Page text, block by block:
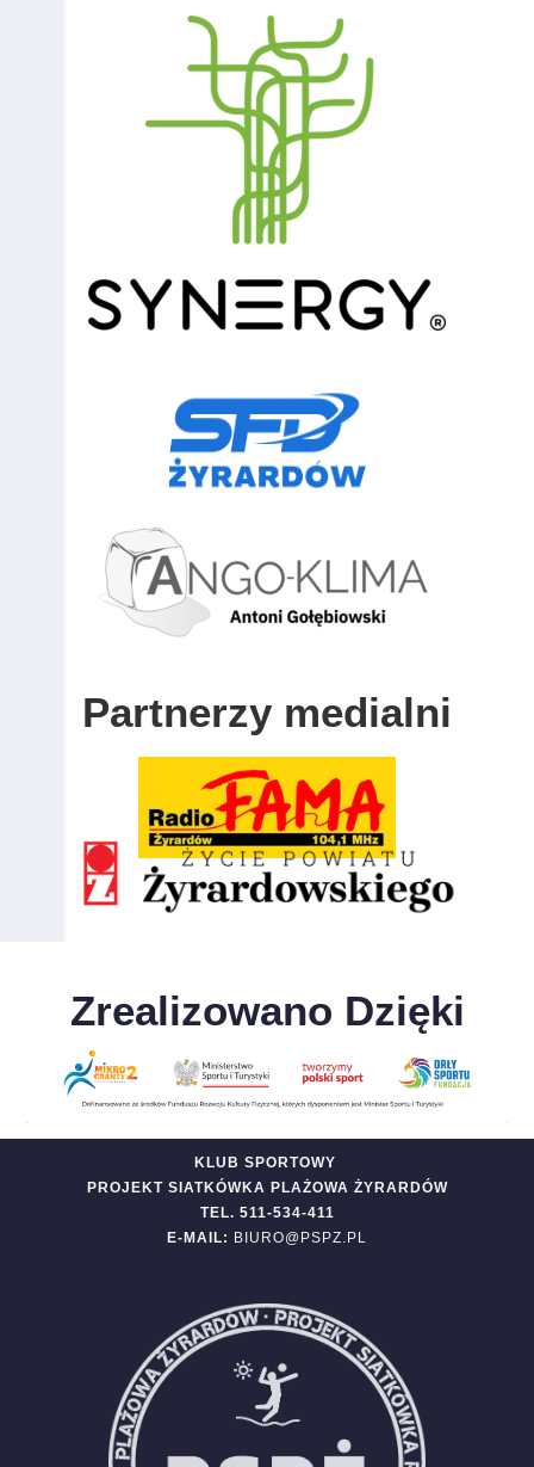
Partnerzy medialni
Zrealizowano Dzięki
KLUB SPORTOWY
PROJEKT SIATKÓWKA PLAŻOWA ŻYRARDÓW
TEL. 511-534-411
E-MAIL: BIURO@PSPZ.PL